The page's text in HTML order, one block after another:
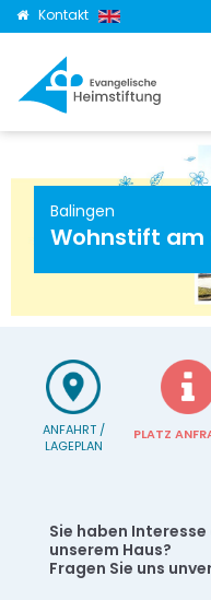
Kontakt
Balingen
Wohnstift
ANFAHRT /
LAGEPLAN
PLATZ
Sie haben
unserem Haus?
Fragen Sie uns